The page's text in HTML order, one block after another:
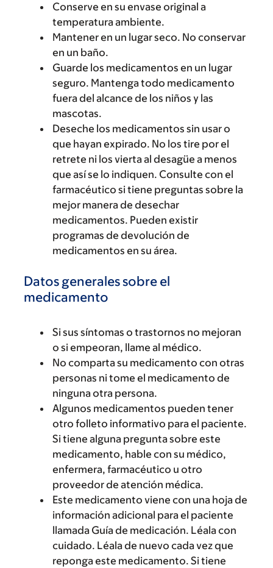
Conserve en su envase original a
temperatura ambiente.
Mantener en un lugar seco. No conservar
en un baño.
Guarde los medicamentos en un lugar
seguro. Mantenga todo medicamento
fuera del alcance de los niños y las
mascotas.
Deseche los medicamentos sin usar o
que hayan expirado. No los tire por el
retrete ni los vierta al desagüe a menos
que así se lo indiquen. Consulte con el
farmacéutico si tiene preguntas sobre la
mejor manera de desechar
medicamentos. Pueden existir
programas de devolución de
medicamentos en su área.
Datos generales sobre el
medicamento
Si sus síntomas o trastornos no mejoran
o si empeoran, llame al médico.
No comparta su medicamento con otras
personas ni tome el medicamento de
ninguna otra persona.
Algunos medicamentos pueden tener
otro folleto informativo para el paciente.
Si tiene alguna pregunta sobre este
medicamento, hable con su médico,
enfermera, farmacéutico u otro
proveedor de atención médica.
Este medicamento viene con una hoja de
información adicional para el paciente
llamada Guía de medicación. Léala con
cuidado. Léala de nuevo cada vez que
reponga este medicamento. Si tiene